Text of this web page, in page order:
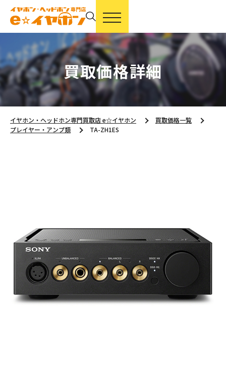
買取価格詳細
イヤホン・ヘッドホン専門買取店 e☆イヤホン
買取価格一覧
プレイヤー・アンプ類
TA-ZH1ES